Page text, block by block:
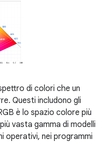
di colori che un
Questi includono gli
è lo spazio colore più
vasta gamma di modelli
operativi, nei programmi